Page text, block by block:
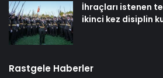
İhraçları istenen
ikinci kez disiplin
Rastgele Haberler